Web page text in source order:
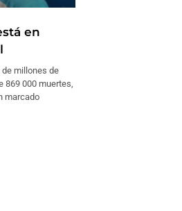
en
de millones de
869 000 muertes,
marcado